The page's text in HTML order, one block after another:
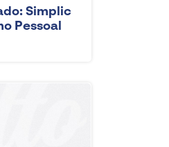
Simplic
Pessoal